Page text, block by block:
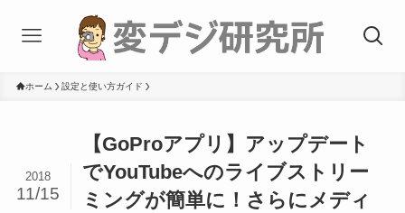
ホーム 設定と使い方ガイド
【GoProアプリ】アップデート
でYouTubeへのライブストリー
ミングが簡単に！さらにメディ
2018
11/15